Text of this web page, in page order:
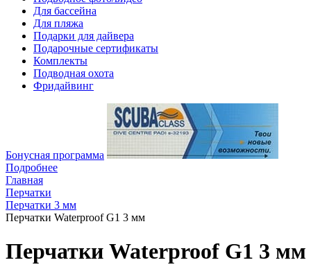
Для бассейна
Для пляжа
Подарки для дайвера
Подарочные сертификаты
Комплекты
Подводная охота
Фридайвинг
Бонусная программа
Подробнее
Главная
Перчатки
Перчатки 3 мм
Перчатки Waterproof G1 3 мм
Перчатки Waterproof G1 3 мм